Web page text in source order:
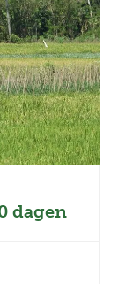
dagen